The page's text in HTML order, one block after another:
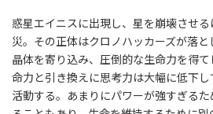
惑星エイニスに出現し、星を崩壊させ
災。その正体はクロノハッカーズが落
晶体を寄り込み、圧倒的な生命力を得
命力と引き換えに思考力は大幅に低下
活動する。あまりにパワーが強すぎる